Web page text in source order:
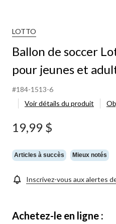
LOTTO
Ballon de soccer
pour jeunes et
#184-1513-6
Voir détails du produit
19,99 $
Articles à succès Mieux notés
Inscrivez-vous aux alertes
Achetez-le en ligne :